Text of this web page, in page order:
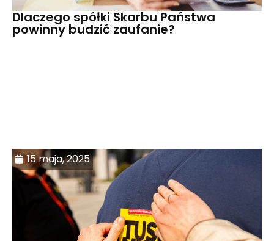
Dlaczego spółki Skarbu Państwa
powinny budzić zaufanie?
15 maja, 2025